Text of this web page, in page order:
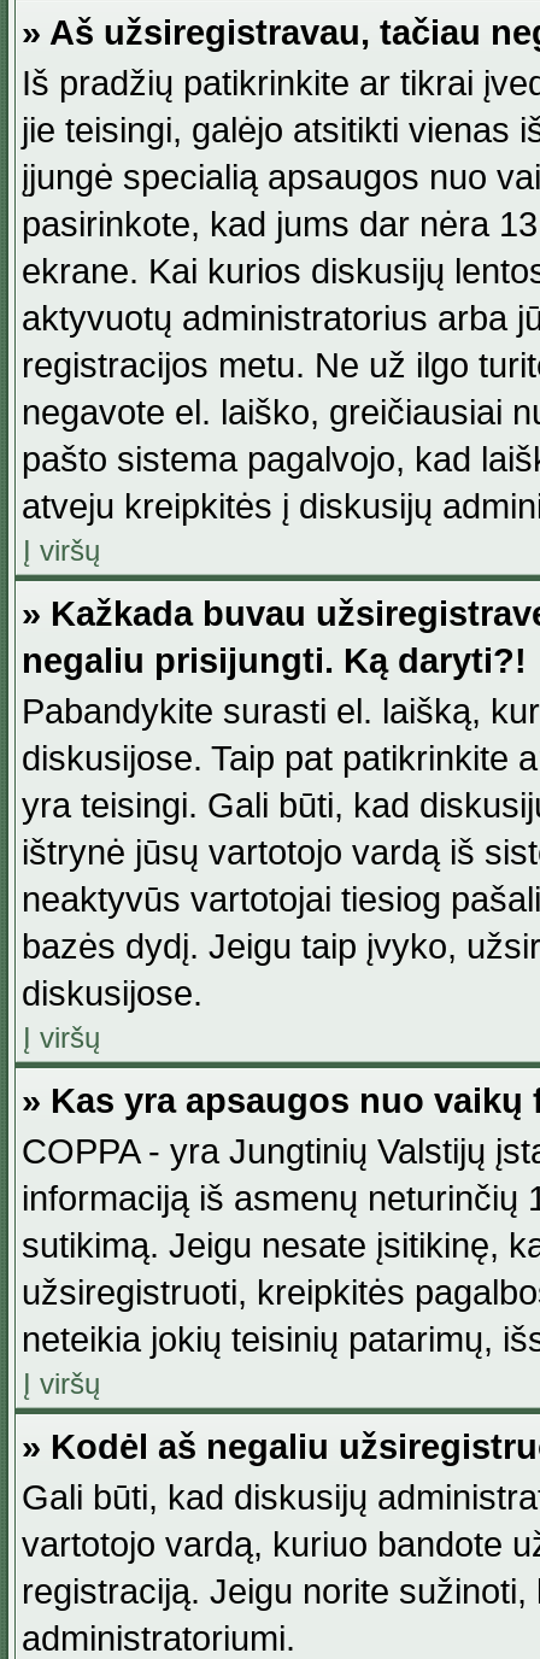
» Aš užsiregistravau, tačiau
Iš pradžių patikrinkite ar tikrai
jie teisingi, galėjo atsitikti vienas
įjungė specialią apsaugos nuo
pasirinkote, kad jums dar nėra
ekrane. Kai kurios diskusijų
aktyvuotų administratorius arba
registracijos metu. Ne už ilgo
negavote el. laiško, greičiausiai
pašto sistema pagalvojo, kad
atveju kreipkitės į diskusijų
Į viršų
» Kažkada buvau
negaliu prisijungti. Ką daryti?!
Pabandykite surasti el. laišką,
diskusijose. Taip pat patikrinkite
yra teisingi. Gali būti, kad
ištrynė jūsų vartotojo vardą iš
neaktyvūs vartotojai tiesiog
bazės dydį. Jeigu taip įvyko,
diskusijose.
Į viršų
» Kas yra apsaugos nuo vaikų
COPPA - yra Jungtinių Valstijų
informaciją iš asmenų neturinčių
sutikimą. Jeigu nesate įsitikinę,
užsiregistruoti, kreipkitės
neteikia jokių teisinių patarimų,
Į viršų
» Kodėl aš negaliu
Gali būti, kad diskusijų
vartotojo vardą, kuriuo bandote
registraciją. Jeigu norite
administratoriumi.